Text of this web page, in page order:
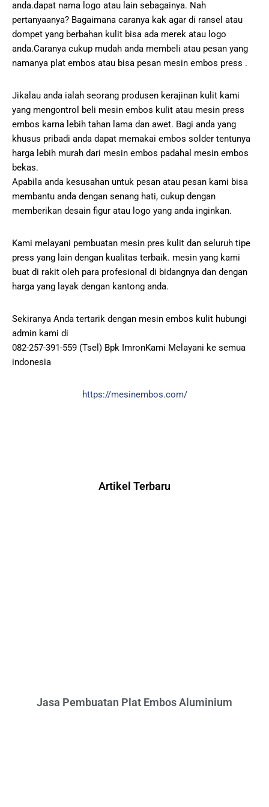
anda.dapat nama logo atau lain sebagainya. Nah
pertanyaanya? Bagaimana caranya kak agar di ransel atau
dompet yang berbahan kulit bisa ada merek atau logo
anda.Caranya cukup mudah anda membeli atau pesan yang
namanya plat embos atau bisa pesan mesin embos press .
Jikalau anda ialah seorang produsen kerajinan kulit kami
yang mengontrol beli mesin embos kulit atau mesin press
embos karna lebih tahan lama dan awet. Bagi anda yang
khusus pribadi anda dapat memakai embos solder tentunya
harga lebih murah dari mesin embos padahal mesin embos
bekas.
Apabila anda kesusahan untuk pesan atau pesan kami bisa
membantu anda dengan senang hati, cukup dengan
memberikan desain figur atau logo yang anda inginkan.
Kami melayani pembuatan mesin pres kulit dan seluruh tipe
press yang lain dengan kualitas terbaik. mesin yang kami
buat di rakit oleh para profesional di bidangnya dan dengan
harga yang layak dengan kantong anda.
Sekiranya Anda tertarik dengan mesin embos kulit hubungi
admin kami di
082-257-391-559 (Tsel) Bpk ImronKami Melayani ke semua
indonesia
https://mesinembos.com/
Artikel Terbaru
Jasa Pembuatan Plat Embos Aluminium